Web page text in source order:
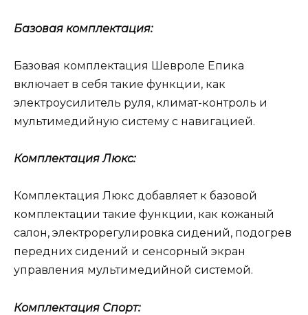
Базовая комплектация:
Базовая комплектация Шевроле Епика
включает в себя такие функции, как
электроусилитель руля, климат-контроль и
мультимедийную систему с навигацией.
Комплектация Люкс:
Комплектация Люкс добавляет к базовой
комплектации такие функции, как кожаный
салон, электрорегулировка сидений, подогрев
передних сидений и сенсорный экран
управления мультимедийной системой.
Комплектация Спорт: